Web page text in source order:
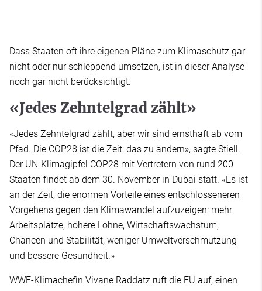
Dass Staaten oft ihre eigenen Pläne zum Klimaschutz gar
nicht oder nur schleppend umsetzen, ist in dieser Analyse
noch gar nicht berücksichtigt.
«Jedes Zehntelgrad zählt»
«Jedes Zehntelgrad zählt, aber wir sind ernsthaft ab vom
Pfad. Die COP28 ist die Zeit, das zu ändern», sagte Stiell.
Der UN-Klimagipfel COP28 mit Vertretern von rund 200
Staaten findet ab dem 30. November in Dubai statt. «Es ist
an der Zeit, die enormen Vorteile eines entschlosseneren
Vorgehens gegen den Klimawandel aufzuzeigen: mehr
Arbeitsplätze, höhere Löhne, Wirtschaftswachstum,
Chancen und Stabilität, weniger Umweltverschmutzung
und bessere Gesundheit.»
WWF-Klimachefin Vivane Raddatz ruft die EU auf, einen